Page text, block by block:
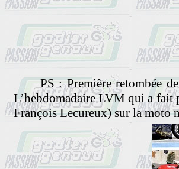
PS : Première retombée de
L’hebdomadaire LVM qui a fait
François Lecureux) sur la moto